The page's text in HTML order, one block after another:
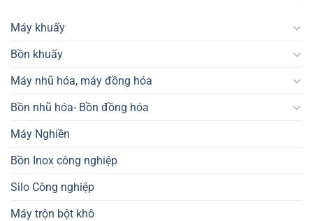
Máy khuấy
Bồn khuấy
Máy nhũ hóa, máy đồng hóa
Bồn nhũ hóa- Bồn đồng hóa
Máy Nghiền
Bồn Inox công nghiệp
Silo Công nghiệp
Máy trộn bột khô